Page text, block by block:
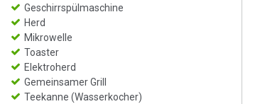
Geschirrspülmaschine
Herd
Mikrowelle
Toaster
Elektroherd
Gemeinsamer Grill
Teekanne (Wasserkocher)